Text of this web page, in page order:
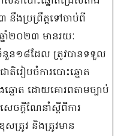
នឹងប្រព្រឹត្តទៅចាប់ពី
នាំ២០២៣ មានរយៈ
ន១៨ដែល ត្រូវបានទទួល
ាតិរៀបចំការបោះឆ្នោត
នោត ដោយគោរពតាមច្បាប់
េចក្តីណែនាំស្តីពីការ
ត្រូវ និងត្រូវមាន